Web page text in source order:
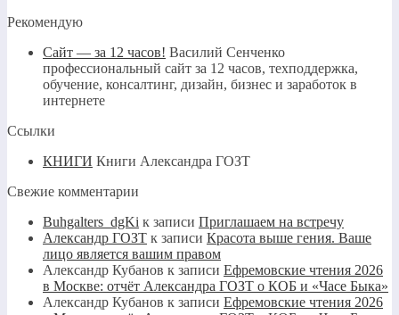
Рекомендую
Сайт — за 12 часов! Василий Сенченко
профессиональный сайт за 12 часов, техподдержка,
обучение, консалтинг, дизайн, бизнес и заработок в
интернете
Ссылки
КНИГИ Книги Александра ГОЗТ
Свежие комментарии
Buhgalters_dgKi к записи Приглашаем на встречу
Александр ГОЗТ к записи Красота выше гения. Ваше
лицо является вашим правом
Александр Кубанов к записи Ефремовские чтения 2026
в Москве: отчёт Александра ГОЗТ о КОБ и «Часе Быка»
Александр Кубанов к записи Ефремовские чтения 2026